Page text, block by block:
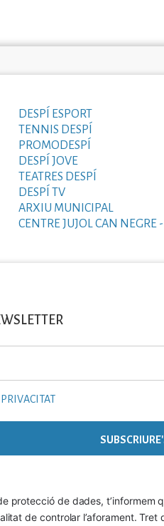
DESPÍ ESPORT
TENNIS DESPÍ
PROMODESPÍ
DESPÍ JOVE
TEATRES DESPÍ
DESPÍ TV
ARXIU MUNICIPAL
CENTRE JUJOL CAN NEGRE
protecció de dades, t’informem
de controlar l’aforament.